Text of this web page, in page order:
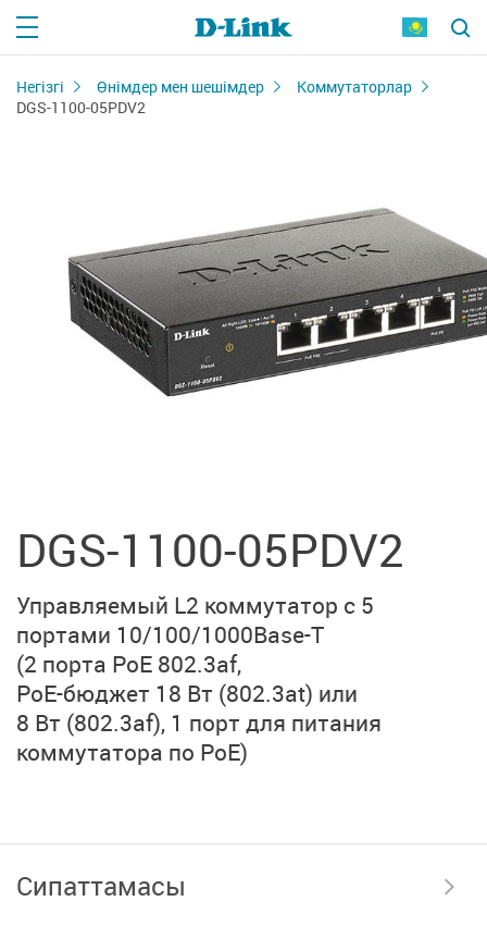
Негізгі Өнімдер мен шешімдер
Коммутаторлар
DGS-1100-05PDV2
DGS-1100-05PDV2
Управляемый L2 коммутатор с 5
портами 10/100/1000Base-T
(2 порта PoE 802.3af,
PoE-бюджет 18 Вт (802.3at) или
8 Вт (802.3af), 1 порт для питания
коммутатора по PoE)
Сипаттамасы